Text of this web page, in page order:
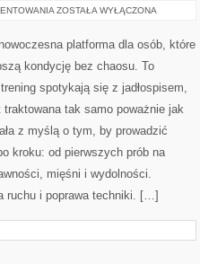
ZNACZENIE
TRENINGU
ZOSTAŁA WYŁĄCZONA
platforma dla osób, które
kondycję bez chaosu. To
spotykają się z jadłospisem,
tak samo poważnie jak
z myślą o tym, by prowadzić
kroku: od pierwszych prób na
mięśni i wydolności.
ruchu i poprawa techniki. […]